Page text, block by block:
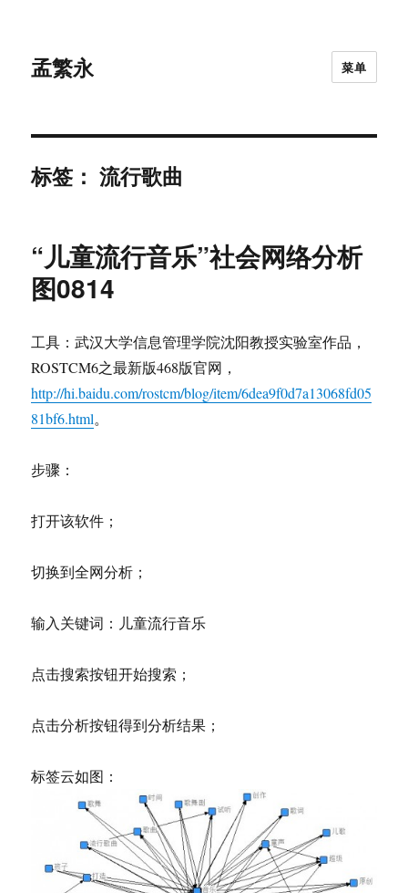
孟繁永 菜单
标签：流行歌曲
“儿童流行音乐”社会网络分析
图0814
工具：武汉大学信息管理学院沈阳教授实验室作品，
ROSTCM6之最新版468版官网，
http://hi.baidu.com/rostcm/blog/item/6dea9f0d7a13068fd05
81bf6.html。
步骤：
打开该软件；
切换到全网分析；
输入关键词：儿童流行音乐
点击搜索按钮开始搜索；
点击分析按钮得到分析结果；
标签云如图：